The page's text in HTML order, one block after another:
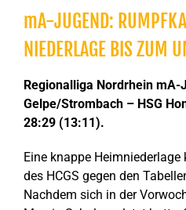
mA-JUGEND:
NIEDERLAGE BIS ZUM
Regionalliga Nordrhein mA-
Gelpe/Strombach – HSG
28:29 (13:11).
Eine knappe Heimniederlage
des HCGS gegen den
Nachdem sich in der